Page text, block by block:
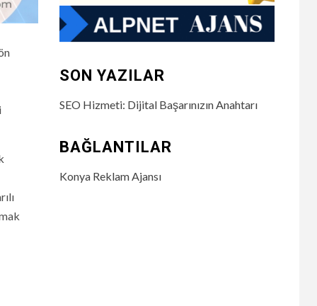
SON YAZILAR
SEO Hizmeti: Dijital Başarınızın Anahtarı
BAĞLANTILAR
Konya Reklam Ajansı